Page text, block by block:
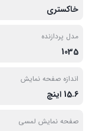
خاکستری
مدل پردازنده
1035
اندازه صفحه نمایش
15.6 اینچ
صفحه نمایش لمسی